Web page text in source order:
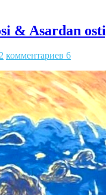
& Asardan
комментариев 6